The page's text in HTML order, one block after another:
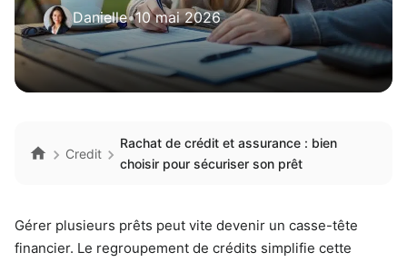
Danielle•10 mai 2026
Credit
Rachat de crédit et assurance : bien
choisir pour sécuriser son prêt
Gérer plusieurs prêts peut vite devenir un casse-tête
financier. Le regroupement de crédits simplifie cette